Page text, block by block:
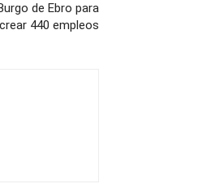
de Ebro para
440 empleos